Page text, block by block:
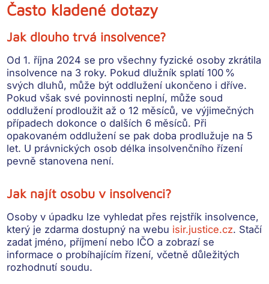
Často kladené dotazy
Jak dlouho trvá insolvence?
Od 1. října 2024 se pro všechny fyzické osoby zkrátila
insolvence na 3 roky. Pokud dlužník splatí 100 %
svých dluhů, může být oddlužení ukončeno i dříve.
Pokud však své povinnosti neplní, může soud
oddlužení prodloužit až o 12 měsíců, ve výjimečných
případech dokonce o dalších 6 měsíců. Při
opakovaném oddlužení se pak doba prodlužuje na 5
let. U právnických osob délka insolvenčního řízení
pevně stanovena není.
Jak najít osobu v insolvenci?
Osoby v úpadku lze vyhledat přes rejstřík insolvence,
který je zdarma dostupný na webu isir.justice.cz. Stačí
zadat jméno, příjmení nebo IČO a zobrazí se
informace o probíhajícím řízení, včetně důležitých
rozhodnutí soudu.